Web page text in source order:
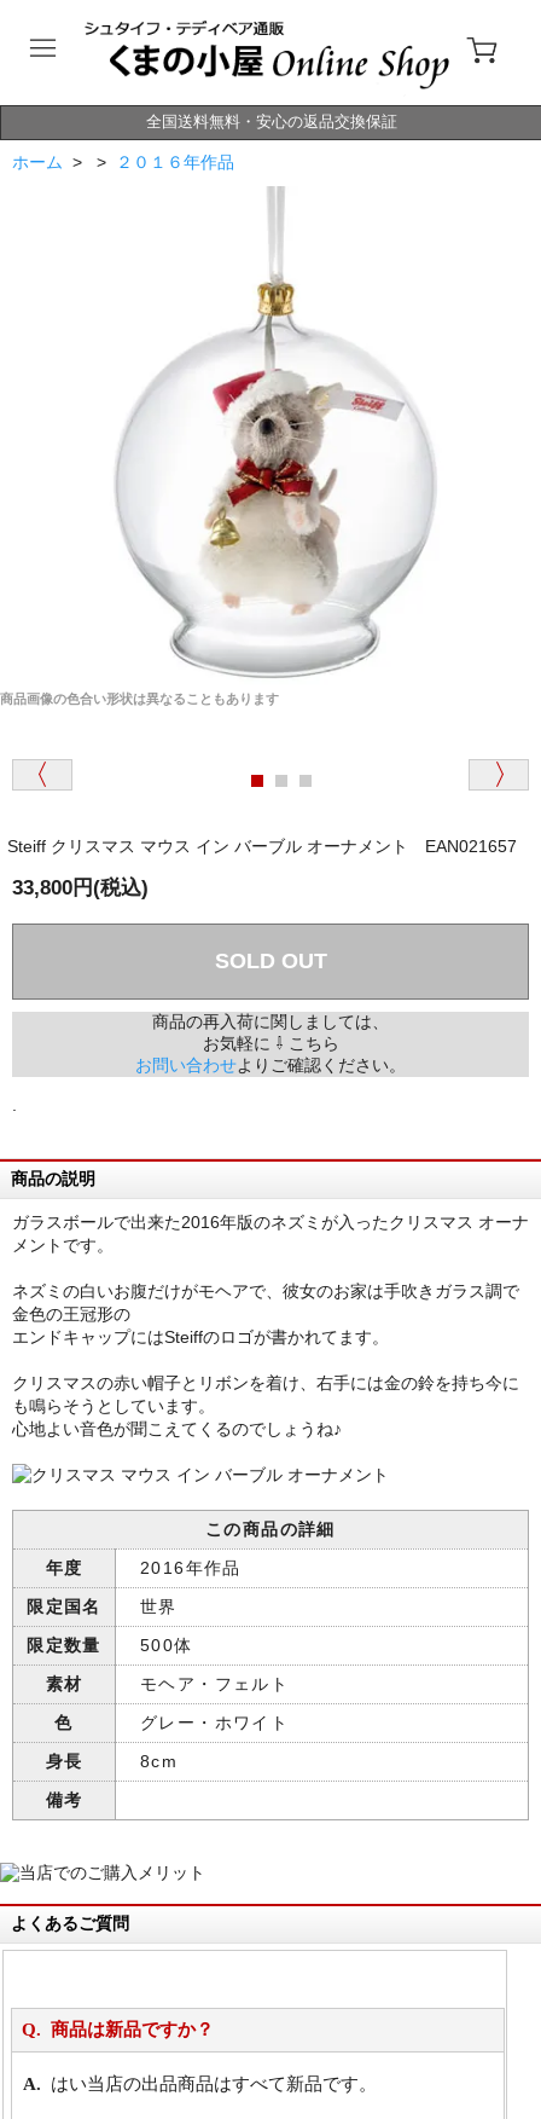
全国送料無料・安心の返品交換保証
ホーム > > ２０１６年作品
商品画像の色合い形状は異なることもあります
Steiff クリスマス マウス イン バーブル オーナメント EAN021657
33,800円(税込)
SOLD OUT
商品の再入荷に関しましては、
お気軽に ⇩ こちら
お問い合わせよりご確認ください。
商品の説明
ガラスボールで出来た2016年版のネズミが入ったクリスマス オーナ
メントです。
ネズミの白いお腹だけがモヘアで、彼女のお家は手吹きガラス調で
金色の王冠形の
エンドキャップにはSteiffのロゴが書かれてます。
クリスマスの赤い帽子とリボンを着け、右手には金の鈴を持ち今に
も鳴らそうとしています。
心地よい音色が聞こえてくるのでしょうね♪
この商品の詳細
年度
2016年作品
限定国名
世界
限定数量
500体
素材
モヘア・フェルト
色
グレー・ホワイト
身長
8cm
備考
よくあるご質問
商品は新品ですか？
はい当店の出品商品はすべて新品です。